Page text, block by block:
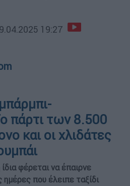
19:27
πάρτι των 8.500
και οι χλιδάτες
φέρεται να έπαιρνε
που έλειπε ταξίδι